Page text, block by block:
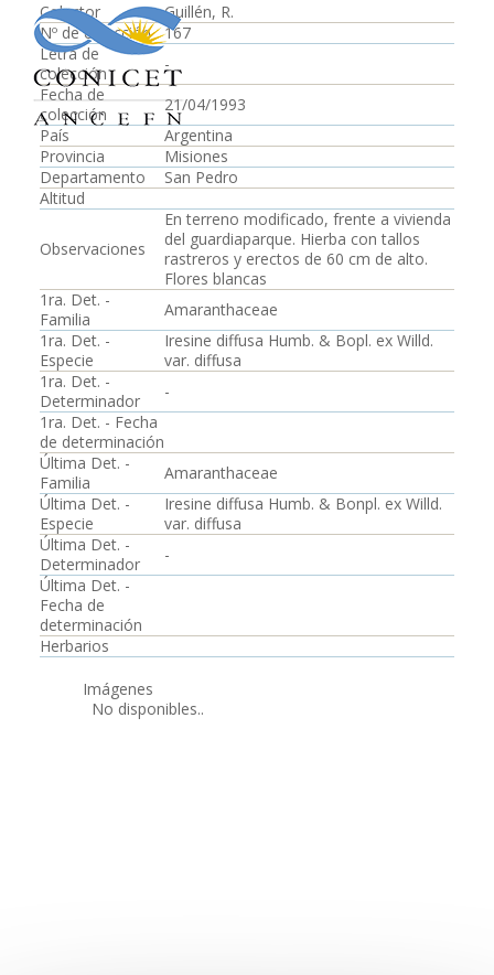
Colector
Guillén, R.
Nº de colección
167
Letra de
colección
-
Fecha de
colección
21/04/1993
País
Argentina
Provincia
Misiones
Departamento
San Pedro
Altitud
Observaciones
En terreno modificado, frente a vivienda
del guardiaparque. Hierba con tallos
rastreros y erectos de 60 cm de alto.
Flores blancas
1ra. Det. -
Familia
Amaranthaceae
1ra. Det. -
Especie
Iresine diffusa Humb. & Bopl. ex Willd.
var. diffusa
1ra. Det. -
Determinador
-
1ra. Det. - Fecha
de determinación
Última Det. -
Familia
Amaranthaceae
Última Det. -
Especie
Iresine diffusa Humb. & Bonpl. ex Willd.
var. diffusa
Última Det. -
Determinador
-
Última Det. -
Fecha de
determinación
Herbarios
Imágenes
No disponibles..